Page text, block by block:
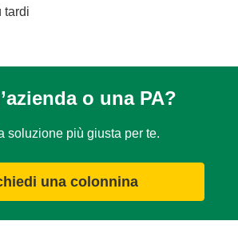
tardi
o una PA?
soluzione più giusta per te.
una colonnina